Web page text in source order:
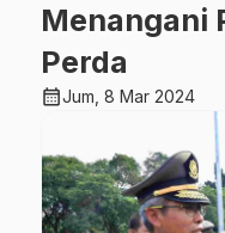
Menangani
Perda
calendar_monthJum, 8 Mar 2024